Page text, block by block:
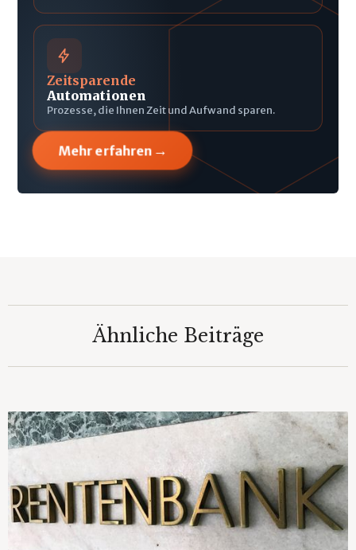
Zeitsparende
Automationen
Prozesse, die Ihnen Zeit und Aufwand sparen.
Mehr erfahren →
Ähnliche Beiträge